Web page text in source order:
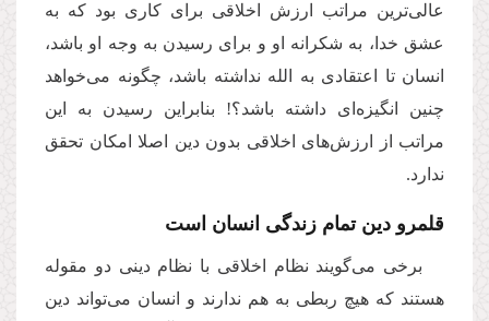
عالی‌ترین مراتب ارزش اخلاقی برای کاری بود که به
عشق خدا، به شکرانه او و برای رسیدن به وجه او باشد،
انسان تا اعتقادی به الله نداشته باشد، چگونه می‌خواهد
چنین انگیزه‌ای داشته باشد؟! بنابراین رسیدن به این
مراتب از ارزش‌های اخلاقی بدون دین اصلا امکان تحقق
ندارد.
قلمرو دین تمام زندگی انسان است
برخی می‌گویند نظام اخلاقی با نظام دینی دو مقوله
هستند که هیچ ربطی به هم ندارند و انسان می‌تواند دین